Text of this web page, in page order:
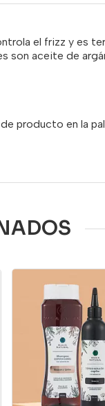
el frizz y es
son aceite de
de producto en la